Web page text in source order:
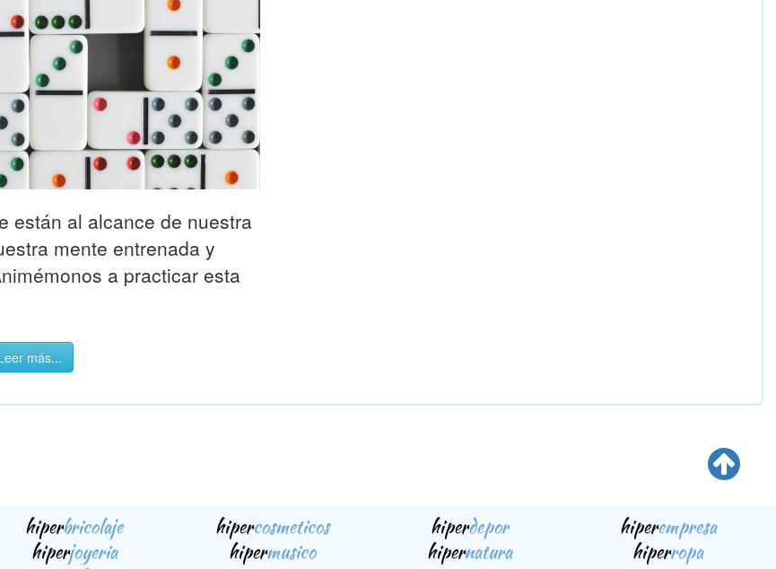
están al alcance de nuestra
mente entrenada y
a practicar esta
más...
hiperbricolaje hipercosmeticos hiperdepor hiperempresa
hiperjoyeria hipermusico hipernatura hiperropa